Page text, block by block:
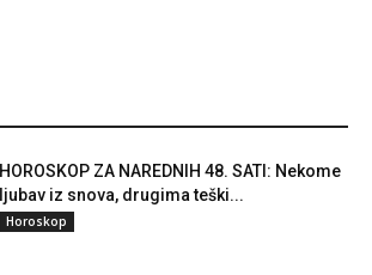
HOROSKOP ZA NAREDNIH 48. SATI: Nekome
ljubav iz snova, drugima teški...
Horoskop